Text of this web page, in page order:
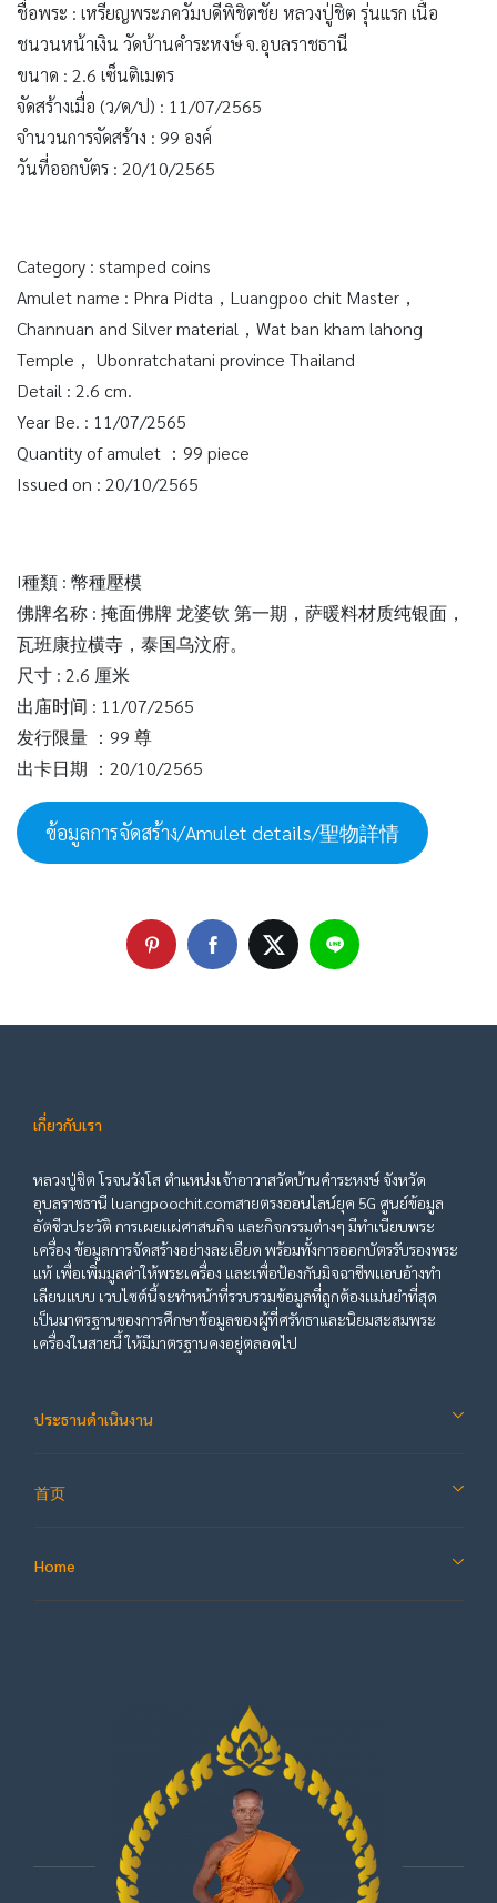
ชื่อพระ : เหรียญพระภควัมบดีพิชิตชัย หลวงปู่ชิต รุ่นแรก เนื้อ
ชนวนหน้าเงิน วัดบ้านคำระหงษ์ จ.อุบลราชธานี
ขนาด : 2.6 เซ็นติเมตร
จัดสร้างเมื่อ (ว/ด/ป) : 11/07/2565
จำนวนการจัดสร้าง : 99 องค์
วันที่ออกบัตร : 20/10/2565
Category : stamped coins
Amulet name : Phra Pidta，Luangpoo chit Master，
Channuan and Silver material，Wat ban kham lahong
Temple， Ubonratchatani province Thailand
Detail : 2.6 cm.
Year Be. : 11/07/2565
Quantity of amulet ：99 piece
Issued on : 20/10/2565
I種類 : 幣種壓模
佛牌名称 : 掩面佛牌 龙婆钦 第一期，萨暖料材质纯银面，
瓦班康拉横寺，泰国乌汶府。
尺寸 : 2.6 厘米
出庙时间 : 11/07/2565
发行限量 ：99 尊
出卡日期 ：20/10/2565
ข้อมูลการจัดสร้าง/Amulet details/聖物詳情
เกี่ยวกับเรา
หลวงปู่ชิต โรจนวังโส ตำแหน่งเจ้าอาวาสวัดบ้านคำระหงษ์ จังหวัด
อุบลราชธานี luangpoochit.comสายตรงออนไลน์ยุค 5G ศูนย์ข้อมูล
อัตชีวประวัติ การเผยแผ่ศาสนกิจ และกิจกรรมต่างๆ มีทำเนียบพระ
เครื่อง ข้อมูลการจัดสร้างอย่างละเอียด พร้อมทั้งการออกบัตรรับรองพระ
แท้ เพื่อเพิ่มมูลค่าให้พระเครื่อง และเพื่อป้องกันมิจฉาชีพแอบอ้างทำ
เลียนแบบ เวบไซต์นี้จะทำหน้าที่รวบรวมข้อมูลที่ถูกต้องแม่นยำที่สุด
เป็นมาตรฐานของการศึกษาข้อมูลของผู้ที่ศรัทธาและนิยมสะสมพระ
เครื่องในสายนี้ ให้มีมาตรฐานคงอยู่ตลอดไป
ประธานดำเนินงาน
首页
Home